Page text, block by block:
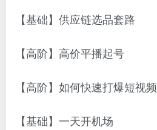
【基础】供应链选品套路
【高阶】高价平播起号
【高阶】如何快速打爆短视频
【基础】一天开机场